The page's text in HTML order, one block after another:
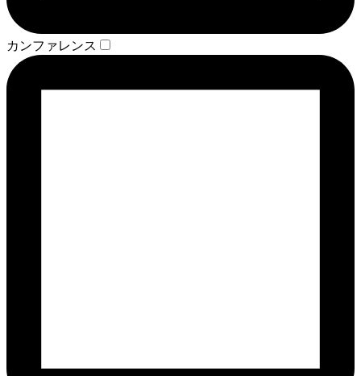
カンファレンス